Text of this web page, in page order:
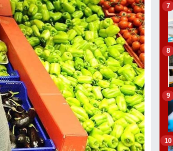
7
8
9
10